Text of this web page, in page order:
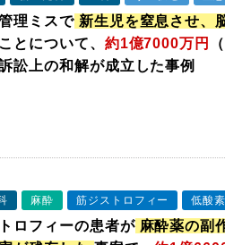
理ミスで 新生児を窒息させ、
とについて、 約1億7000万円
訟上の和解が成立した事例
麻酔 筋ジストロフィー 低酸
ロフィーの患者が 麻酔薬の副